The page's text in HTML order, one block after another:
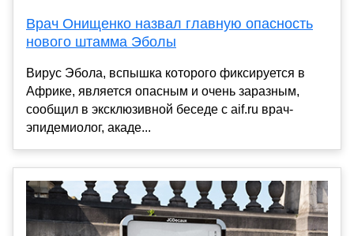
Врач Онищенко назвал главную опасность
нового штамма Эболы
Вирус Эбола, вспышка которого фиксируется в
Африке, является опасным и очень заразным,
сообщил в эксклюзивной беседе с aif.ru врач-
эпидемиолог, акаде...